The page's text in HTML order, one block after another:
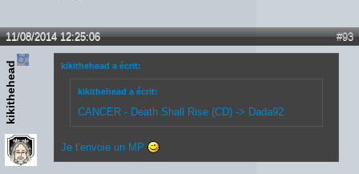
#93
11/08/2014 12:25:06
kikithehead kikithehead a écrit:
kikithehead a écrit:
CANCER - Death Shall Rise (CD) -> Dada92
Je t'envoie un MP